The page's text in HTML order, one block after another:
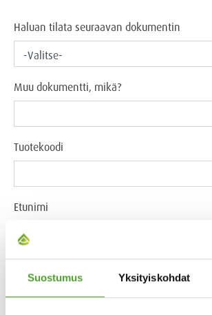
Suostumus Yksityiskohdat
Haluan tilata seuraavan dokumentin
Muu dokumentti, mikä?
Tuotekoodi
Etunimi